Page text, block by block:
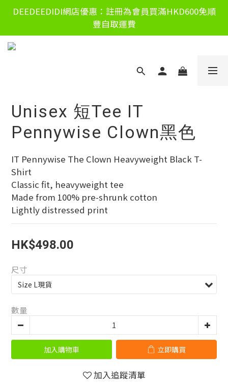
DEEDEEDIDI網店優惠：註冊為會員買滿HKD600免順
豐自取運費
Unisex 短Tee IT
Pennywise Clown黑色
IT Pennywise The Clown Heavyweight Black T-
Shirt
Classic fit, heavyweight tee
Made from 100% pre-shrunk cotton
Lightly distressed print
HK$498.00
尺寸
數量
加入購物車 立即購買
加入追蹤清單